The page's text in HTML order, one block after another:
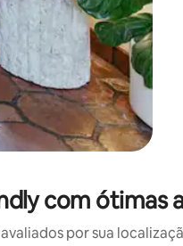
com ótimas
por sua